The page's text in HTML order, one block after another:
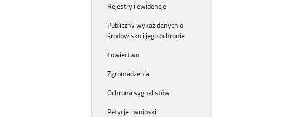
Rejestry i ewidencje
Publiczny wykaz danych o
środowisku i jego ochronie
Łowiectwo
Zgromadzenia
Ochrona sygnalistów
Petycje i wnioski